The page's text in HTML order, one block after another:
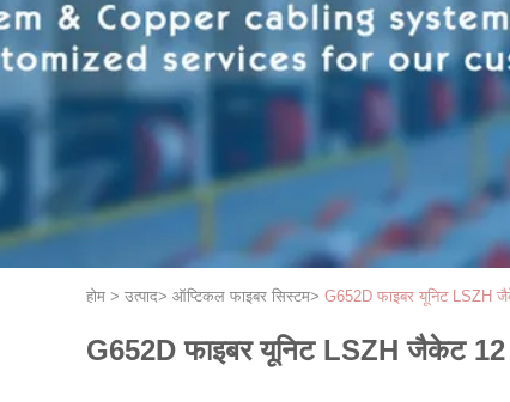
होम > उत्पाद> ऑप्टिकल फाइबर सिस्टम> G652D फाइबर यूनिट LSZH
G652D फाइबर यूनिट LSZH जैकेट 12